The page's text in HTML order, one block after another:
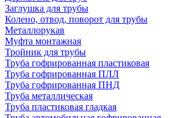
Заглушка для трубы
Колено, отвод, поворот для трубы
Металлорукав
Муфта монтажная
Тройник для трубы
Труба гофрированная пластиковая
Труба гофрированная ПЛЛ
Труба гофрированная ПНД
Труба металлическая
Труба пластиковая гладкая